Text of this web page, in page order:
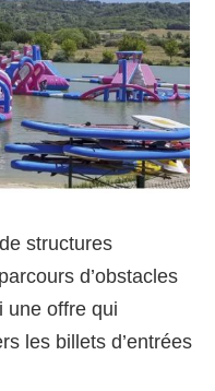
structures
d’obstacles
une offre qui
les billets d’entrées